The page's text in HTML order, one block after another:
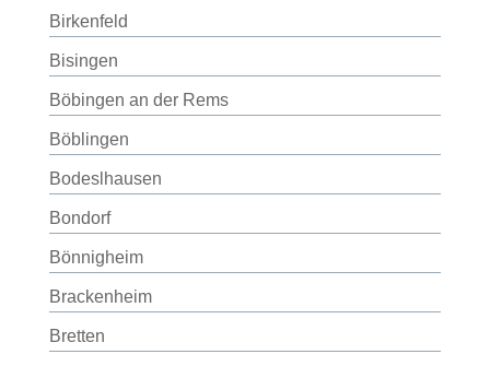
Birkenfeld
Bisingen
Böbingen an der Rems
Böblingen
Bodeslhausen
Bondorf
Bönnigheim
Brackenheim
Bretten